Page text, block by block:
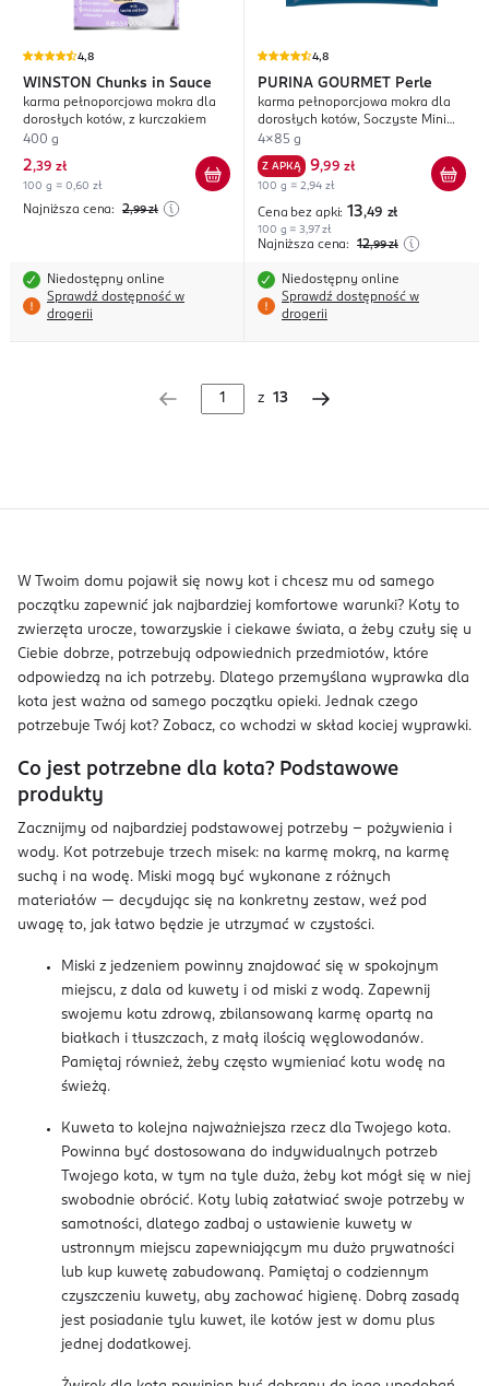
4,8
WINSTON Chunks in Sauce
karma pełnoporcjowa mokra dla
dorosłych kotów, z kurczakiem
400 g
2,39 zł
100 g = 0,60 zł
Najniższa cena: 2,99 zł
Niedostępny online
Sprawdź dostępność w
drogerii
4,8
PURINA GOURMET Perle
karma pełnoporcjowa mokra dla
dorosłych kotów, Soczyste Mini
Fileciki, w Sosie
4x85 g
Z APKĄ 9,99 zł
100 g = 2,94 zł
Cena bez apki: 13,49 zł
100 g = 3,97 zł
Najniższa cena: 12,99 zł
Niedostępny online
Sprawdź dostępność w
drogerii
z 13
W Twoim domu pojawił się nowy kot i chcesz mu od samego
początku zapewnić jak najbardziej komfortowe warunki? Koty to
zwierzęta urocze, towarzyskie i ciekawe świata, a żeby czuły się u
Ciebie dobrze, potrzebują odpowiednich przedmiotów, które
odpowiedzą na ich potrzeby. Dlatego przemyślana wyprawka dla
kota jest ważna od samego początku opieki. Jednak czego
potrzebuje Twój kot? Zobacz, co wchodzi w skład kociej wyprawki.
Co jest potrzebne dla kota? Podstawowe
produkty
Zacznijmy od najbardziej podstawowej potrzeby – pożywienia i
wody. Kot potrzebuje trzech misek: na karmę mokrą, na karmę
suchą i na wodę. Miski mogą być wykonane z różnych
materiałów — decydując się na konkretny zestaw, weź pod
uwagę to, jak łatwo będzie je utrzymać w czystości.
Miski z jedzeniem powinny znajdować się w spokojnym
miejscu, z dala od kuwety i od miski z wodą. Zapewnij
swojemu kotu zdrową, zbilansowaną karmę opartą na
białkach i tłuszczach, z małą ilością węglowodanów.
Pamiętaj również, żeby często wymieniać kotu wodę na
świeżą.
Kuweta to kolejna najważniejsza rzecz dla Twojego kota.
Powinna być dostosowana do indywidualnych potrzeb
Twojego kota, w tym na tyle duża, żeby kot mógł się w niej
swobodnie obrócić. Koty lubią załatwiać swoje potrzeby w
samotności, dlatego zadbaj o ustawienie kuwety w
ustronnym miejscu zapewniającym mu dużo prywatności
lub kup kuwetę zabudowaną. Pamiętaj o codziennym
czyszczeniu kuwety, aby zachować higienę. Dobrą zasadą
jest posiadanie tylu kuwet, ile kotów jest w domu plus
jednej dodatkowej.